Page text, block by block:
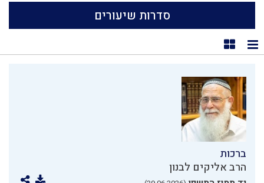
סדרות שיעורים
תצוגת רשימה
תצוגת קוביות
ברכות
הרב אליקים לבנון